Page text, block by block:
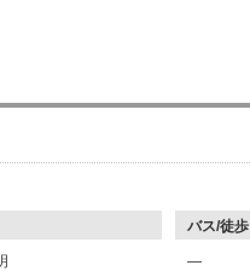
バス/徒歩
―